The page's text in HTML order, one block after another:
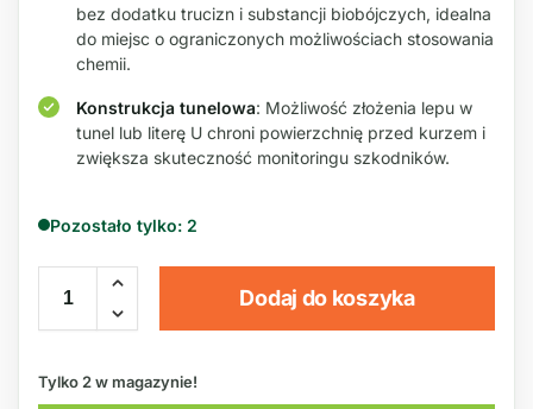
bez dodatku trucizn i substancji biobójczych, idealna
do miejsc o ograniczonych możliwościach stosowania
chemii.
Konstrukcja tunelowa: Możliwość złożenia lepu w
tunel lub literę U chroni powierzchnię przed kurzem i
zwiększa skuteczność monitoringu szkodników.
Pozostało tylko: 2
Dodaj do koszyka
Tylko 2 w magazynie!